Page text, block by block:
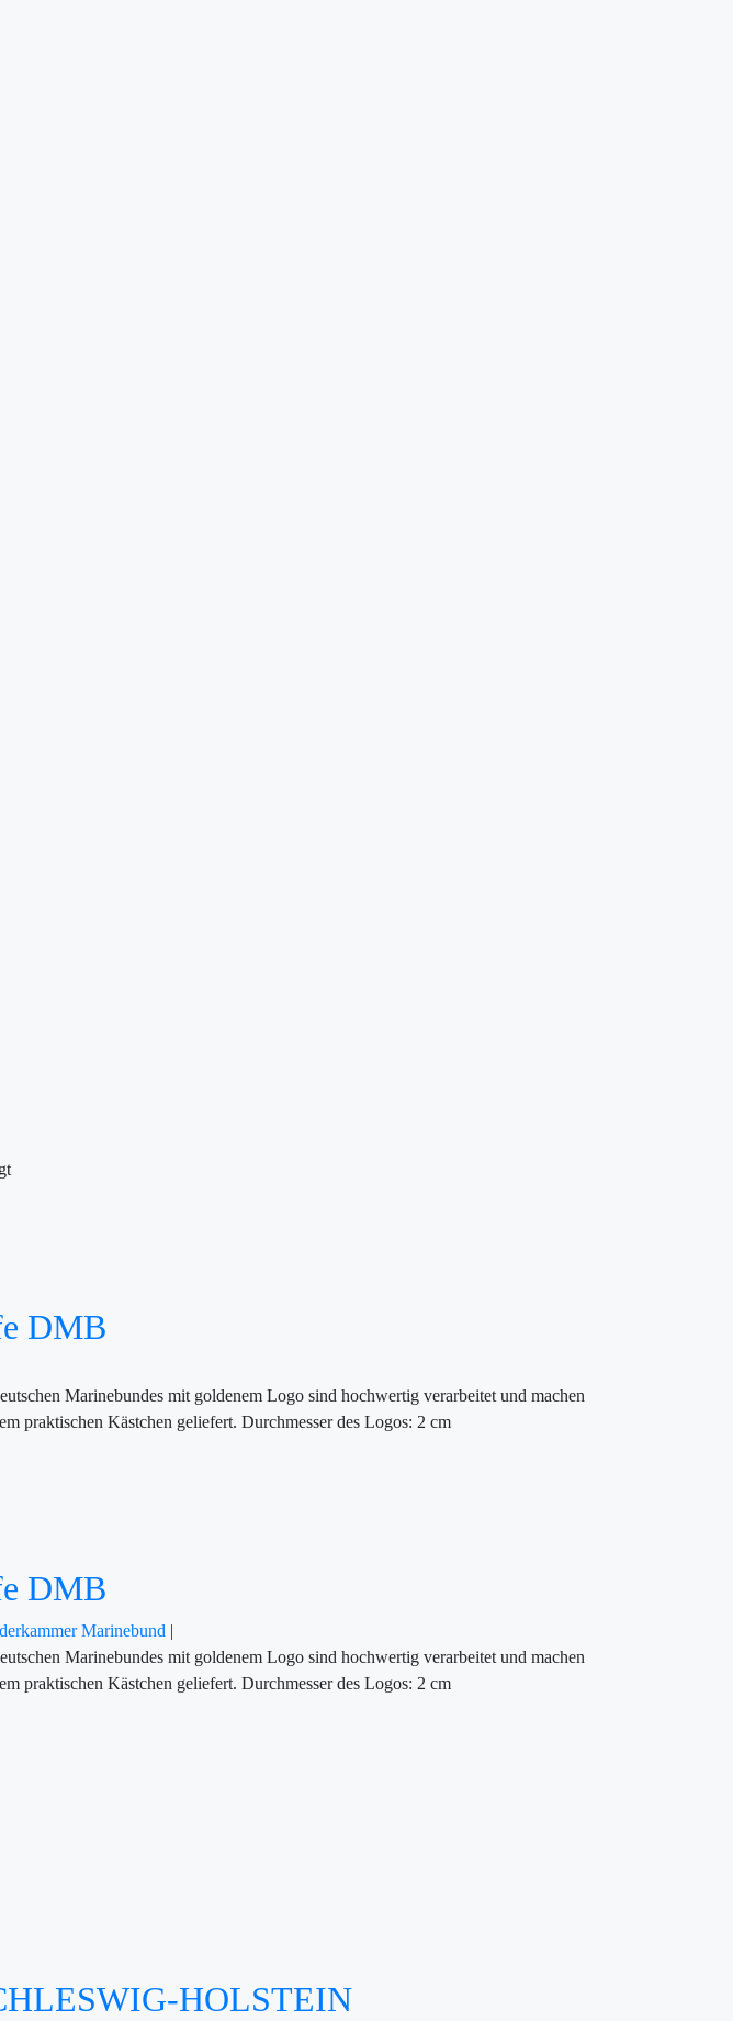
DMB
Marinebundes mit goldenem Logo sind hochwertig verarbeitet und machen
praktischen Kästchen geliefert. Durchmesser des Logos: 2 cm
DMB
Marinebund |
Marinebundes mit goldenem Logo sind hochwertig verarbeitet und machen
praktischen Kästchen geliefert. Durchmesser des Logos: 2 cm
HOLSTEIN